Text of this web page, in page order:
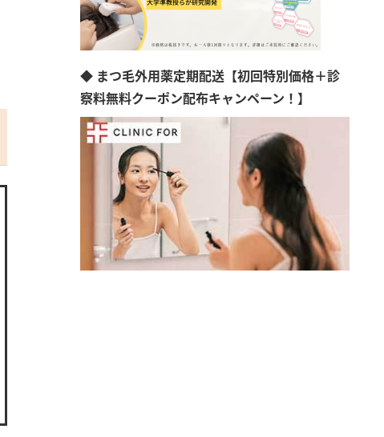
◆ まつ毛外用薬定期配送【初回特別価格＋診
察料無料クーポン配布キャンペーン！】